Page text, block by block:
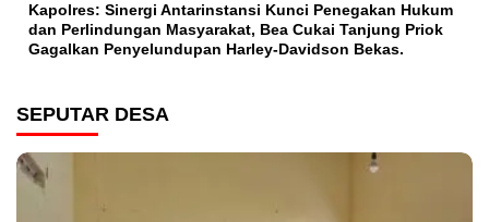
Kapolres: Sinergi Antarinstansi Kunci Penegakan Hukum
dan Perlindungan Masyarakat, Bea Cukai Tanjung Priok
Gagalkan Penyelundupan Harley-Davidson Bekas.
SEPUTAR DESA